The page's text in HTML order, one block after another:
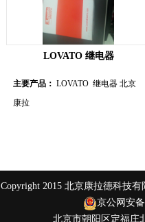
LOVATO 继电器
主要产品： LOVATO 继电器 北京
康拉
Copyright 2015 北京康拉德科技
京公网安备
北京市朝阳区定福庄